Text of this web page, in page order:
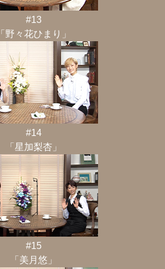
#13
「野々花ひまり」
#14
「星加梨杏」
#15
「美月悠」